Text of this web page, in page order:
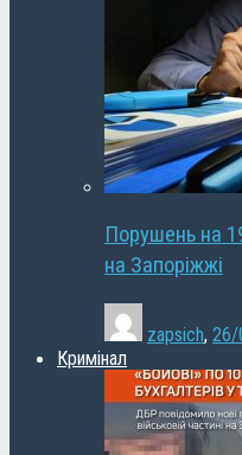
Порушень на
на Запоріжжі
zapsich, 26/
Кримінал